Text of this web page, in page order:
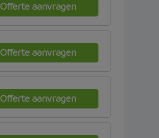
Offerte aanvragen
Offerte aanvragen
Offerte aanvragen